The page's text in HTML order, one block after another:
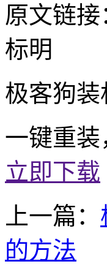
原文链接
标明
极客狗
一键重
立即下载
上一篇：
的方法